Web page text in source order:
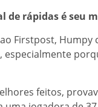
de rápidas é seu
Firstpost,
especialmente
feitos,